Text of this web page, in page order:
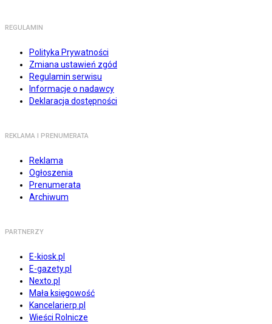
REGULAMIN
Polityka Prywatności
Zmiana ustawień zgód
Regulamin serwisu
Informacje o nadawcy
Deklaracja dostępności
REKLAMA I PRENUMERATA
Reklama
Ogłoszenia
Prenumerata
Archiwum
PARTNERZY
E-kiosk.pl
E-gazety.pl
Nexto.pl
Mała księgowość
Kancelarierp.pl
Wieści Rolnicze